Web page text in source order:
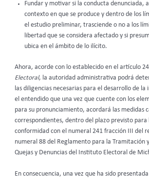
Fundar y motivar si la conducta denunciada,
contexto en que se produce y dentro de los
el estudio preliminar, trasciende o no a los
libertad que se considera afectado y si
ubica en el ámbito de lo ilícito.
Ahora, acorde con lo establecido en el artículo
Electoral, la autoridad administrativa podrá
las diligencias necesarias para el desarrollo de la
el entendido que una vez que cuente con los
para su pronunciamiento, acordará las medidas
correspondientes, dentro del plazo previsto para
conformidad con el numeral 241 fracción III del
numeral 88 del Reglamento para la Tramitación
Quejas y Denuncias del Instituto Electoral de
En consecuencia, una vez que ha sido